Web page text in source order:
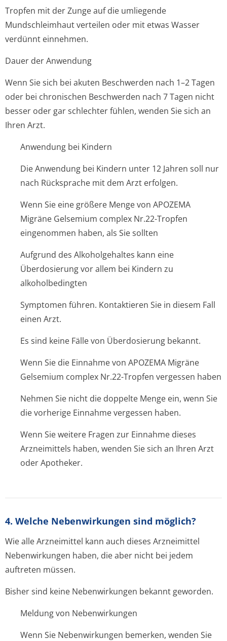
Tropfen mit der Zunge auf die umliegende
Mundschleimhaut verteilen oder mit etwas Wasser
verdünnt einnehmen.
Dauer der Anwendung
Wenn Sie sich bei akuten Beschwerden nach 1–2 Tagen
oder bei chronischen Beschwerden nach 7 Tagen nicht
besser oder gar schlechter fühlen, wenden Sie sich an
Ihren Arzt.
Anwendung bei Kindern
Die Anwendung bei Kindern unter 12 Jahren soll nur
nach Rücksprache mit dem Arzt erfolgen.
Wenn Sie eine größere Menge von APOZEMA
Migräne Gelsemium complex Nr.22-Tropfen
eingenommen haben, als Sie sollten
Aufgrund des Alkoholgehaltes kann eine
Überdosierung vor allem bei Kindern zu
alkoholbedingten
Symptomen führen. Kontaktieren Sie in diesem Fall
einen Arzt.
Es sind keine Fälle von Überdosierung bekannt.
Wenn Sie die Einnahme von APOZEMA Migräne
Gelsemium complex Nr.22-Tropfen vergessen haben
Nehmen Sie nicht die doppelte Menge ein, wenn Sie
die vorherige Einnahme vergessen haben.
Wenn Sie weitere Fragen zur Einnahme dieses
Arzneimittels haben, wenden Sie sich an Ihren Arzt
oder Apotheker.
4. Welche Nebenwirkungen sind möglich?
Wie alle Arzneimittel kann auch dieses Arzneimittel
Nebenwirkungen haben, die aber nicht bei jedem
auftreten müssen.
Bisher sind keine Nebenwirkungen bekannt geworden.
Meldung von Nebenwirkungen
Wenn Sie Nebenwirkungen bemerken, wenden Sie